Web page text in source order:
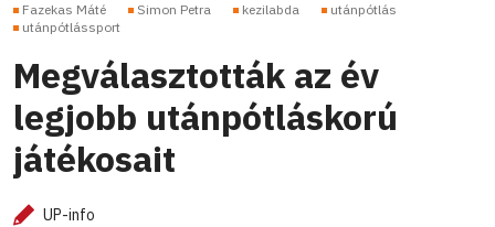
Fazekas Máté Simon Petra kezilabda
utánpótlás
utánpótlássport
Megválasztották az év
legjobb utánpótláskorú
játékosait
UP-info